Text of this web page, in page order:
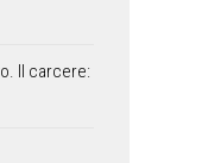
Il carcere: